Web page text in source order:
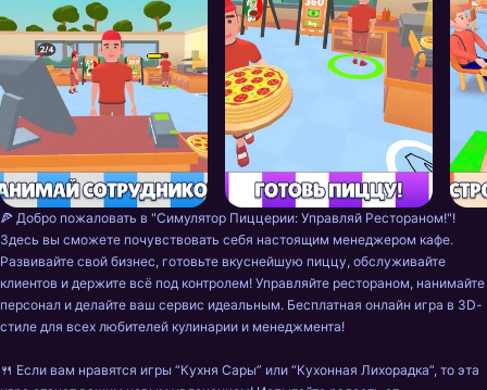
🍕 Добро пожаловать в "Симулятор Пиццерии: Управляй Рестораном!"!
Здесь вы сможете почувствовать себя настоящим менеджером кафе.
Развивайте свой бизнес, готовьте вкуснейшую пиццу, обслуживайте
клиентов и держите всё под контролем! Управляйте рестораном, нанимайте
персонал и делайте ваш сервис идеальным. Бесплатная онлайн игра в 3D-
стиле для всех любителей кулинарии и менеджмента!
🍴 Если вам нравятся игры “Кухня Сары” или “Кухонная Лихорадка”, то эта